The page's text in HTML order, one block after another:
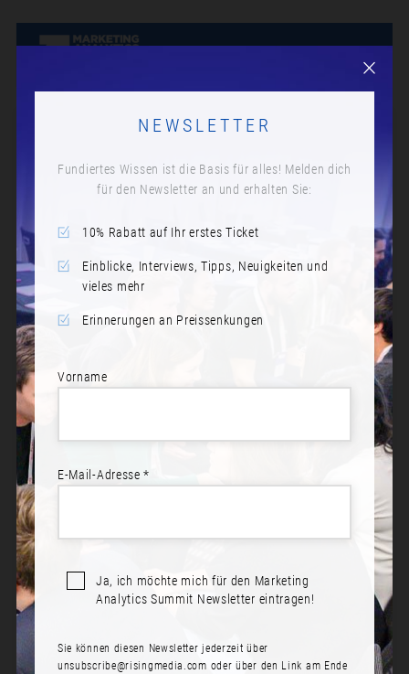
DR. JOHANNA SCHOENBERGER
NEWSLETTER
Fundiertes Wissen ist die Basis für alles! Melden dich
für den Newsletter an und erhalten Sie:
10% Rabatt auf Ihr erstes Ticket
Einblicke, Interviews, Tipps, Neuigkeiten und
vieles mehr
Erinnerungen an Preissenkungen
Vorname
E-Mail-Adresse *
Ja, ich möchte mich für den Marketing
Analytics Summit Newsletter eintragen!
Sie können diesen Newsletter jederzeit über
unsubscribe@risingmedia.com oder über den Link am Ende